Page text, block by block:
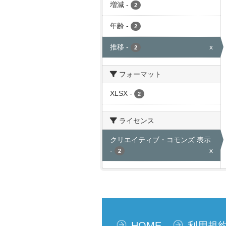
増減 - 2
年齢 - 2
推移 - 2 x
フォーマット
XLSX - 2
ライセンス
クリエイティブ・コモンズ 表示
-
2 x